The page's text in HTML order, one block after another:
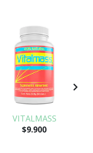
VITALMASS
$9.900